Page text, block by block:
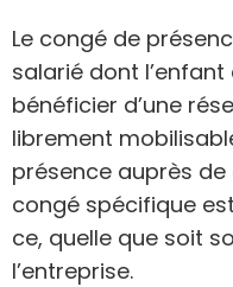
Le congé de
salarié dont
bénéficier d’une
librement
présence auprès
congé spécifique
ce, quelle que soit
l’entreprise.